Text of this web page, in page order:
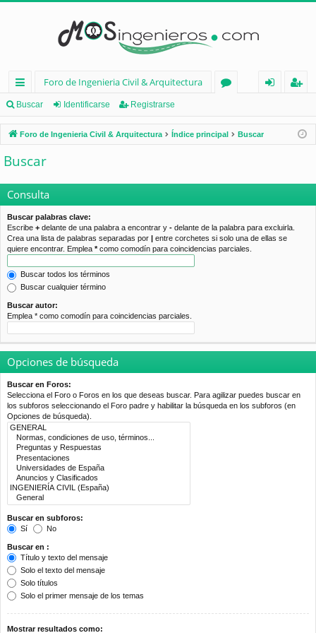
nl
ac
es
rá
pi
d
os
Foro de Ingenieria Civil & Arquitectura
os
nt
ifi
ist
ra
Buscar Identificarse Registrarse
Foro de Ingenieria Civil & Arquitectura Índice principal Buscar
Buscar
Consulta
Buscar palabras clave:
Escribe + delante de una palabra a encontrar y - delante de la palabra para excluirla.
Crea una lista de palabras separadas por | entre corchetes si solo una de ellas se
quiere encontrar. Emplea *como comodín para coincidencias parciales.
Buscar todos los términos
Buscar cualquier término
Buscar autor:
Emplea * como comodín para coincidencias parciales.
Opciones de búsqueda
Buscar en Foros:
Selecciona el Foro o Foros en los que deseas buscar. Para agilizar puedes buscar en
los subforos seleccionando el Foro padre y habilitar la búsqueda en los subforos (en
Opciones de búsqueda).
Buscar en subforos:
Sí
No
Buscar en :
Título y texto del mensaje
Solo el texto del mensaje
Solo títulos
Solo el primer mensaje de los temas
Mostrar resultados como: